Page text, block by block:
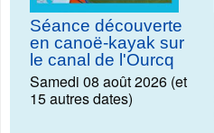
Séance découverte
en canoë-kayak sur
le canal de l'Ourcq
Samedi 08 août 2026 (et
15 autres dates)